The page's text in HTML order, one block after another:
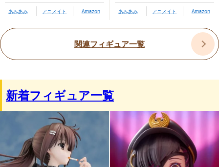
プレミアムバンダイ内商品購入ページ
あみあみ アニメイト Amazon あみあみ アニメイト Amazon
関連フィギュア一覧
新着フィギュア一覧